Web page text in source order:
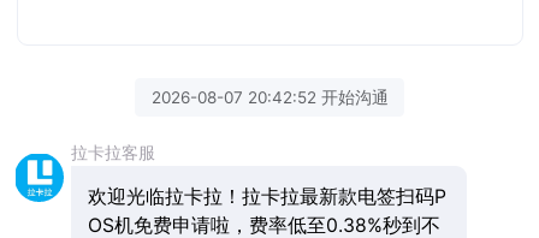
2026-08-07 20:42:52 开始沟通
拉卡拉客服
欢迎光临拉卡拉！拉卡拉最新款电签扫码P
OS机免费申请啦，费率低至0.38%秒到不